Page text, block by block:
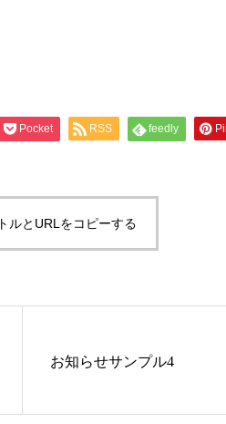
Pocket RSS feedly
ルとURLをコピーする
お知らせサンプル4